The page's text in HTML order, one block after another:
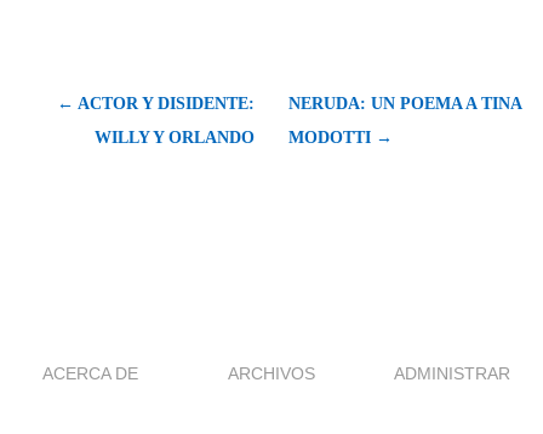
← ACTOR Y DISIDENTE:
WILLY Y ORLANDO
NERUDA: UN POEMA A TINA
MODOTTI →
ACERCA DE ARCHIVOS ADMINISTRAR